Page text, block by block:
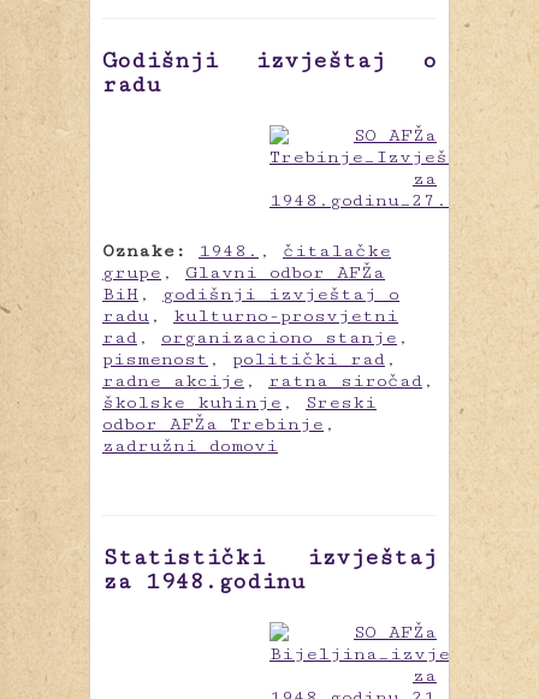
Godišnji izvještaj o
radu
Oznake: 1948. , čitalačke
grupe , Glavni odbor AFŽa
BiH ,
godišnji izvještaj o
radu , kulturno-prosvjetni
rad , organizaciono stanje ,
pismenost , politički rad ,
radne akcije , ratna siročad ,
školske kuhinje ,
Sreski
odbor AFŽa Trebinje ,
zadružni domovi
Statistički izvještaj
za 1948.godinu